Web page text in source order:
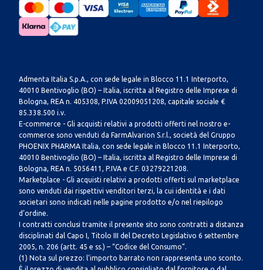
Admenta Italia S.p.A., con sede legale in Blocco 11.1 Interporto,
40010 Bentivoglio (BO) – Italia, iscritta al Registro delle Imprese di
Bologna, REA n. 405308, P.IVA 02009051208, capitale sociale €
85.338.500 i.v.
E-commerce - Gli acquisti relativi a prodotti offerti nel nostro e-
commerce sono venduti da FarmAlvarion S.r.l., società del Gruppo
PHOENIX PHARMA Italia, con sede legale in Blocco 11.1 Interporto,
40010 Bentivoglio (BO) – Italia, iscritta al Registro delle Imprese di
Bologna, REA n. 5056411, P.IVA e C.F. 03279221208.
Marketplace - Gli acquisti relativi a prodotti offerti sul marketplace
sono venduti dai rispettivi venditori terzi, la cui identità e i dati
societari sono indicati nelle pagine prodotto e/o nel riepilogo
d’ordine.
I contratti conclusi tramite il presente sito sono contratti a distanza
disciplinati dal Capo I, Titolo III del Decreto Legislativo 6 settembre
2005, n. 206 (artt. 45 e ss.) – “Codice del Consumo”.
(1) Nota sul prezzo: l’importo barrato non rappresenta uno sconto.